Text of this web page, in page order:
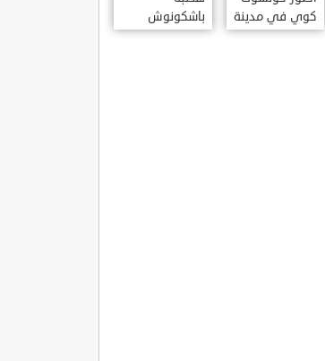
كوي في مدينة
داتشا الساحلية
باشكونوش
الطبيعية في